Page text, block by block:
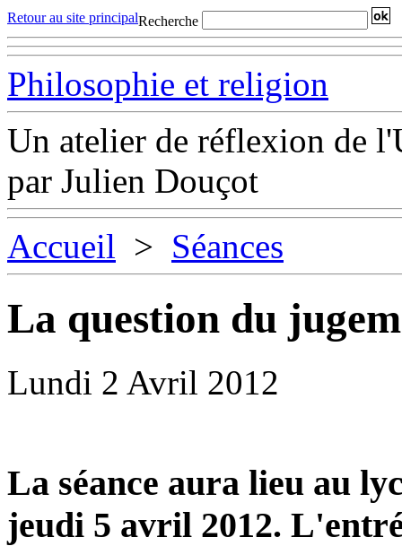
Retour au site principalRecherche
Philosophie et religion
Un atelier de réflexion de
par Julien Douçot
Accueil > Séances
La question du
Lundi 2 Avril 2012
La séance aura lieu au
jeudi 5 avril 2012.